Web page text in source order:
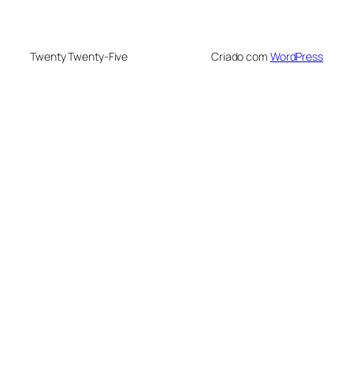
Twenty Twenty-Five Criado com WordPress